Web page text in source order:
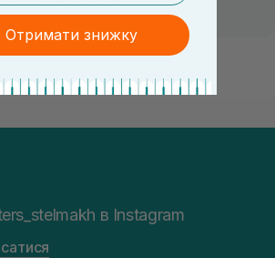
в Instagram
Отримати знижку